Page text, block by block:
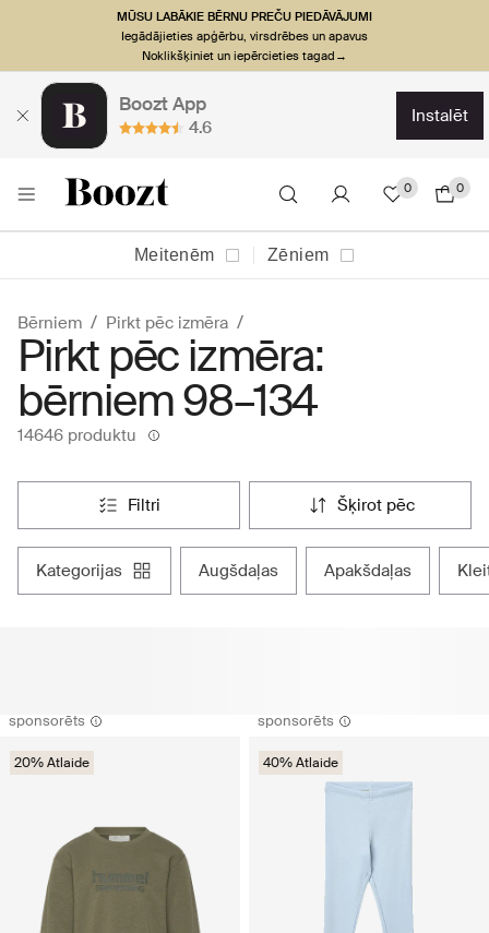
MŪSU LABĀKIE BĒRNU PREČU PIEDĀVĀJUMI
Iegādājieties apģērbu, virsdrēbes un apavus
Noklikšķiniet un iepērcieties tagad→
Boozt App
4.6
instalēt
0 0
Meitenēm Zēniem
Bērniem Pirkt pēc izmēra
Pirkt pēc izmēra:
bērniem 98–134
14646 produktu
filtri šķirot pēc
kategorijas augšdaļas apakšdaļas
sponsorēts
20% Atlaide
sponsorēts
40% Atlaide